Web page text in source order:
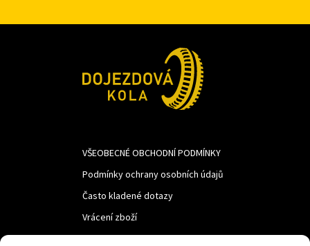
VŠEOBECNÉ OBCHODNÍ PODMÍNKY
Podmínky ochrany osobních údajů
Často kladené dotazy
Vrácení zboží